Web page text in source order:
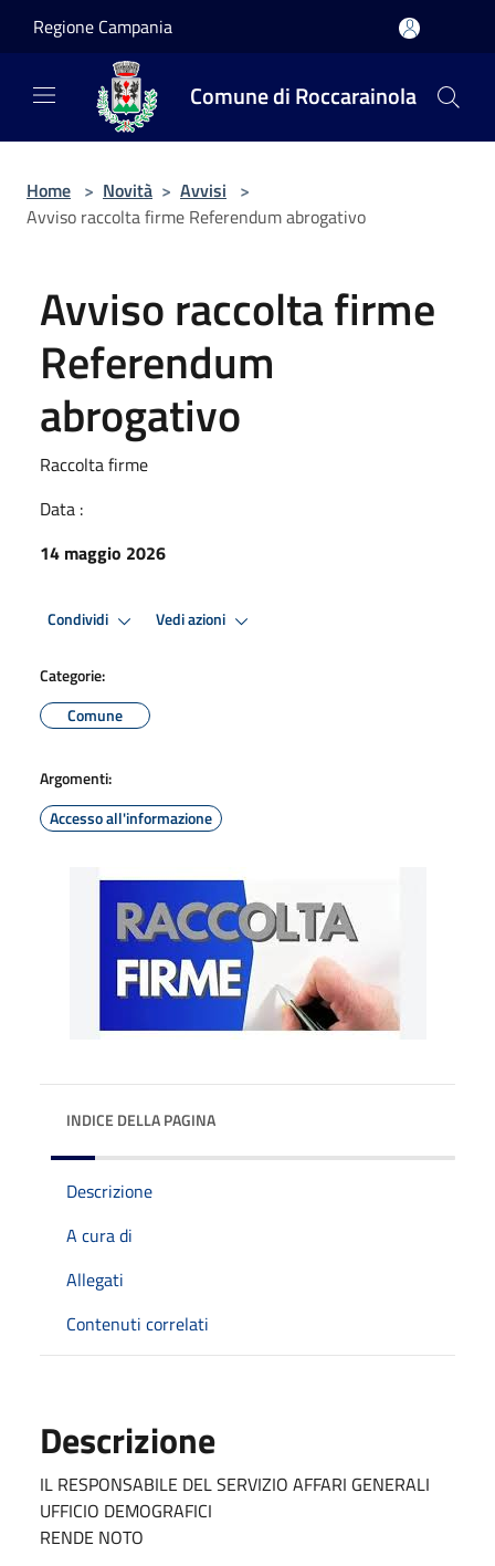
Regione Campania
Comune di Roccarainola
Home > Novità > Avvisi >
Avviso raccolta firme Referendum abrogativo
Avviso raccolta firme
Referendum
abrogativo
Raccolta firme
Data :
14 maggio 2026
Condividi Vedi azioni
Categorie:
Comune
Argomenti:
Accesso all'informazione
INDICE DELLA PAGINA
Descrizione
A cura di
Allegati
Contenuti correlati
Descrizione
IL RESPONSABILE DEL SERVIZIO AFFARI GENERALI
UFFICIO DEMOGRAFICI
RENDE NOTO